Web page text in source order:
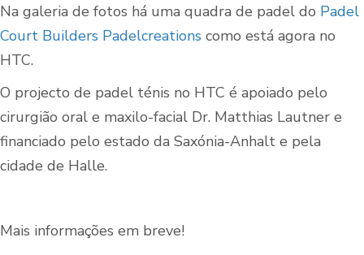
Na galeria de fotos há uma quadra de padel do Padel
Court Builders Padelcreations como está agora no
HTC.
O projecto de padel ténis no HTC é apoiado pelo
cirurgião oral e maxilo-facial Dr. Matthias Lautner e
financiado pelo estado da Saxónia-Anhalt e pela
cidade de Halle.
Mais informações em breve!